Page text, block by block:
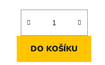
DO KOŠÍKU